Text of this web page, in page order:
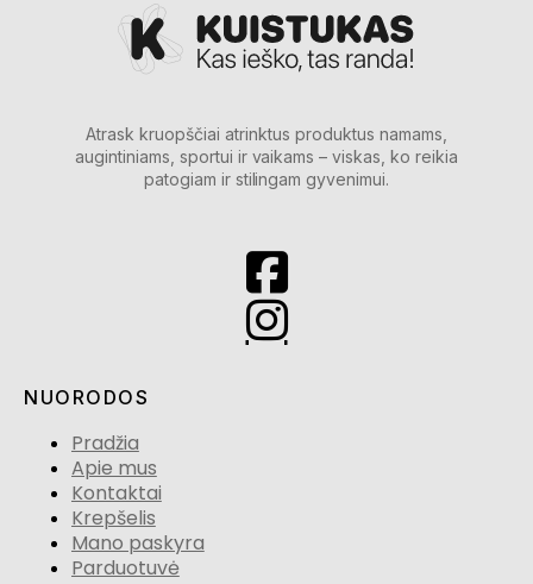
Atrask kruopščiai atrinktus produktus namams,
augintiniams, sportui ir vaikams – viskas, ko reikia
patogiam ir stilingam gyvenimui.
NUORODOS
Pradžia
Apie mus
Kontaktai
Krepšelis
Mano paskyra
Parduotuvė